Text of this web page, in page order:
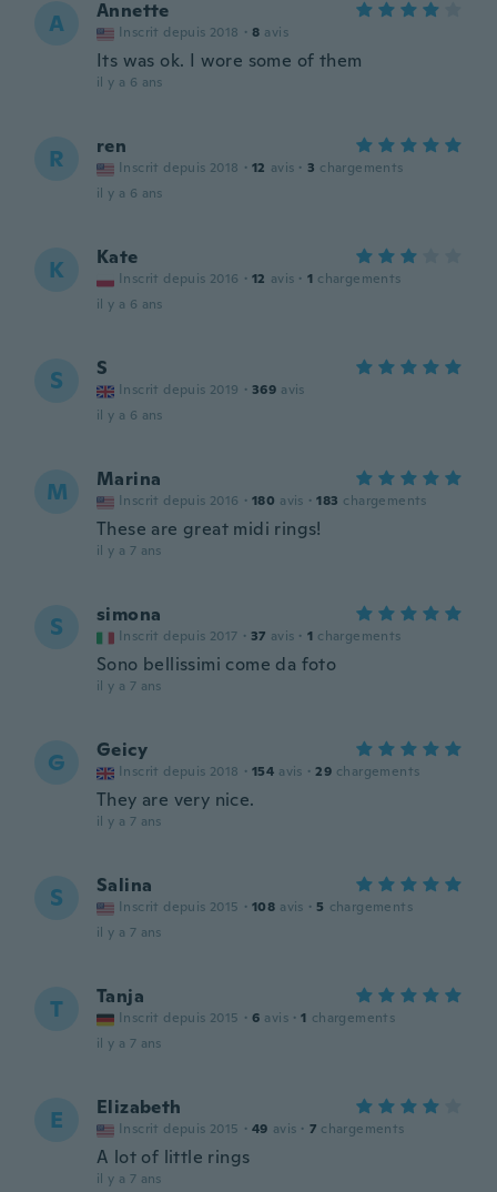
A Annette
Inscrit depuis 2018 · 8 avis
Its was ok. I wore some of them
il y a 6 ans
R ren
Inscrit depuis 2018 · 12 avis · 3 chargements
il y a 6 ans
K Kate
Inscrit depuis 2016 · 12 avis · 1 chargements
il y a 6 ans
S S
Inscrit depuis 2019 · 369 avis
il y a 6 ans
M Marina
Inscrit depuis 2016 · 180 avis · 183 chargements
These are great midi rings!
il y a 7 ans
S simona
Inscrit depuis 2017 · 37 avis · 1 chargements
Sono bellissimi come da foto
il y a 7 ans
G Geicy
Inscrit depuis 2018 · 154 avis · 29 chargements
They are very nice.
il y a 7 ans
S Salina
Inscrit depuis 2015 · 108 avis · 5 chargements
il y a 7 ans
T Tanja
Inscrit depuis 2015 · 6 avis · 1 chargements
il y a 7 ans
E Elizabeth
Inscrit depuis 2015 · 49 avis · 7 chargements
A lot of little rings
il y a 7 ans